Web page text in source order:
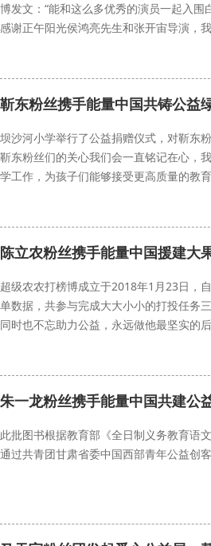
博发文：“能和这么多优秀的演员一起入
感谢正午阳光侯鸿亮先生和张开宙导演，
靳东粉丝携手能量中国共铸公益
坝沙河小学举行了公益捐赠仪式，对靳东
靳东粉丝们的关心我们会一直铭记在心，
学工作，为孩子们能够接受更高质量的教育
陈立农粉丝携手能量中国援建大
超级农农打榜博成立于2018年1月23日，
单数据，共参与完成大大小小的打投任务
同时也不忘助力公益，永远做他最坚实的后
朱一龙粉丝携手能量中国共建公
此批图书根据教育部《全日制义务教育语
通过共青团甘肃省委中国西部青年公益创